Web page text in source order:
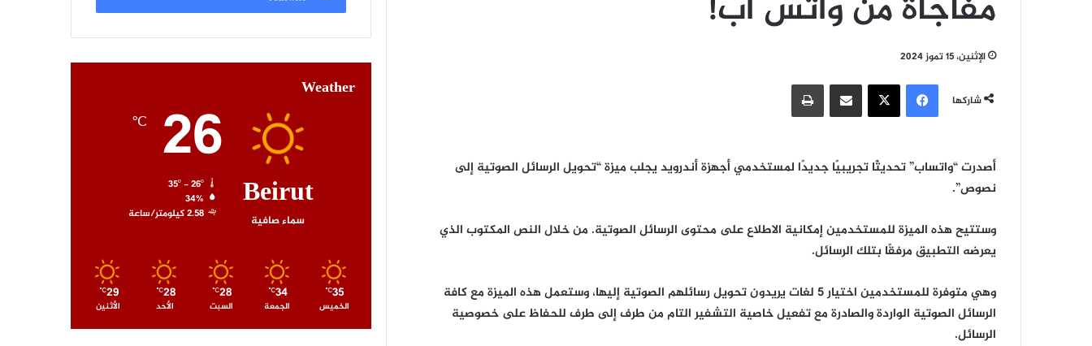
مفاجأة من واتس اب!
الإثنين، 15 تموز 2024
شاركها
فيسبوك‫X مشاركة عبر البريد طباعة
أصدرت “واتساب” تحديثًا تجريبيًا جديدًا لمستخدمي أجهزة أندرويد يجلب ميزة “تحويل الرسائل الصوتية إلى
نصوص”.
وستتيح هذه الميزة للمستخدمين إمكانية الاطلاع على محتوى الرسائل الصوتية. من خلال النص المكتوب الذي
يعرضه التطبيق مرفقًا بتلك الرسائل.
وهي متوفرة للمستخدمين اختيار 5 لغات يريدون تحويل رسائلهم الصوتية إليها، وستعمل هذه الميزة مع كافة
الرسائل الصوتية الواردة والصادرة مع تفعيل خاصية التشفير التام من طرف إلى طرف للحفاظ على خصوصية
الرسائل.
Weather
Beirut
سماء صافية
26
℃
35º - 26º
34%
2.58 كيلومتر/ساعة
35
℃
الخميس
34
℃
الجمعة
28
℃
السبت
28
℃
الأحد
29
℃
الأثنين